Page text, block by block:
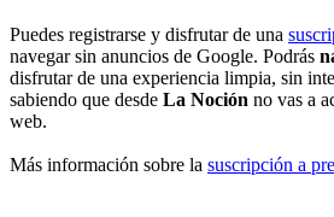
Puedes registrarse y disfrutar de una
navegar sin anuncios de Google. Podrás
disfrutar de una experiencia limpia, sin
sabiendo que desde La Noción no vas a
web.
Más información sobre la suscripción a